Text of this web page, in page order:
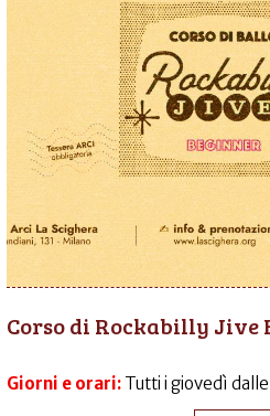
Corso di Rockabilly Jive
Giorni e orari: Tutti i giovedì